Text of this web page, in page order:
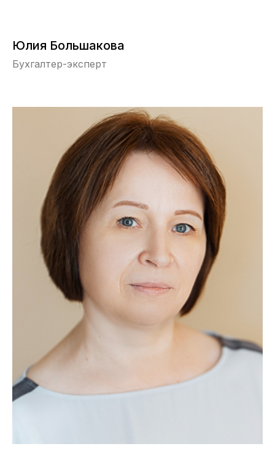
Юлия Большакова
Бухгалтер-эксперт